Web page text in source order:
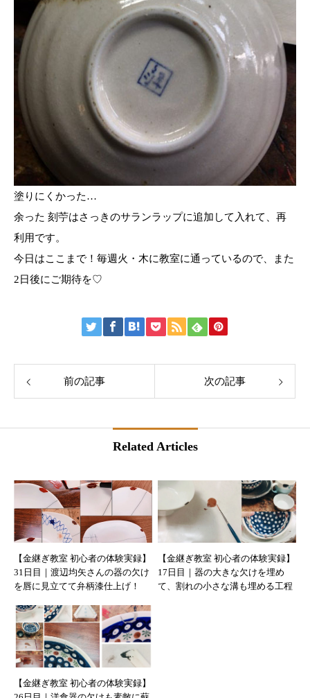
塗りにくかった…
余った 刻苧はさっきのサランラップに追加して入れて、再
利用です。
今日はここまで！毎週火・木に教室に通っているので、また
2日後にご期待を♡
前の記事 次の記事
Related Articles
【金継ぎ教室 初心者の体験実録】
31日目｜渡辺均矢さんの器の欠け
を唇に見立てて弁柄漆仕上げ！
【金継ぎ教室 初心者の体験実録】
17日目｜器の大きな欠けを埋め
て、割れの小さな溝も埋める工程
【金継ぎ教室 初心者の体験実録】